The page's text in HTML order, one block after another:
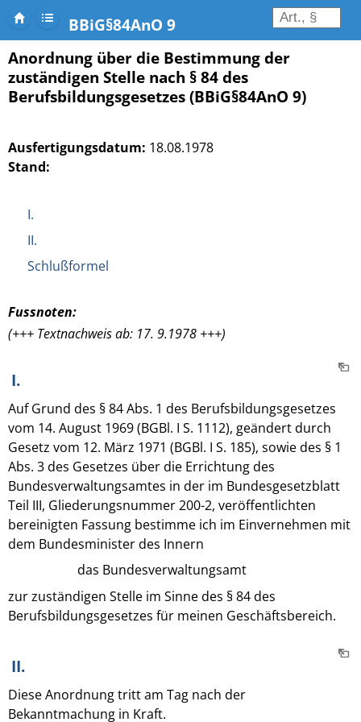
BBiG§84AnO 9
Anordnung über die Bestimmung der
zuständigen Stelle nach § 84 des
Berufsbildungsgesetzes (BBiG§84AnO 9)
Ausfertigungsdatum: 18.08.1978
Stand:
I.
II.
Schlußformel
Fussnoten:
(+++ Textnachweis ab: 17. 9.1978 +++)
I.
Auf Grund des § 84 Abs. 1 des Berufsbildungsgesetzes
vom 14. August 1969 (BGBl. I S. 1112), geändert durch
Gesetz vom 12. März 1971 (BGBl. I S. 185), sowie des § 1
Abs. 3 des Gesetzes über die Errichtung des
Bundesverwaltungsamtes in der im Bundesgesetzblatt
Teil III, Gliederungsnummer 200-2, veröffentlichten
bereinigten Fassung bestimme ich im Einvernehmen mit
dem Bundesminister des Innern
das Bundesverwaltungsamt
zur zuständigen Stelle im Sinne des § 84 des
Berufsbildungsgesetzes für meinen Geschäftsbereich.
II.
Diese Anordnung tritt am Tag nach der
Bekanntmachung in Kraft.